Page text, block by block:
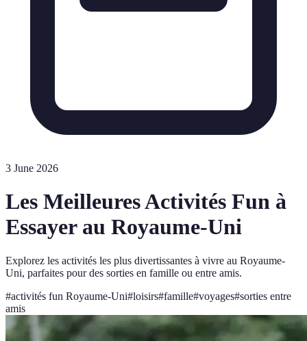
3 June 2026
Les Meilleures Activités Fun à
Essayer au Royaume-Uni
Explorez les activités les plus divertissantes à vivre au Royaume-
Uni, parfaites pour des sorties en famille ou entre amis.
#activités fun Royaume-Uni#loisirs#famille#voyages#sorties entre
amis